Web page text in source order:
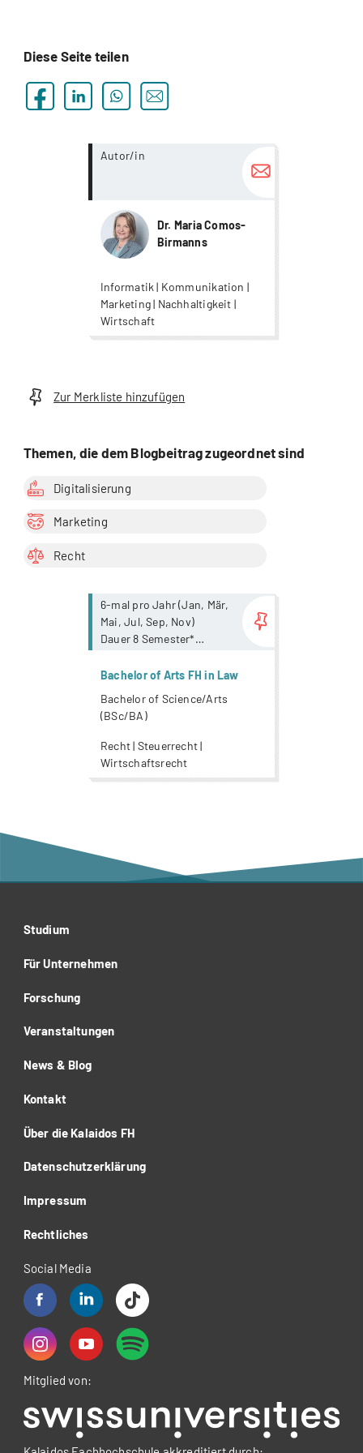
Diese Seite teilen
Autor/in
Dr. Maria Comos-
Birmanns
Informatik | Kommunikation |
Marketing | Nachhaltigkeit |
Wirtschaft
more...
Zur Merkliste hinzufügen
Themen, die dem Blogbeitrag zugeordnet sind
Digitalisierung
Marketing
Recht
6-mal pro Jahr (Jan, Mär,
Mai, Jul, Sep, Nov)
Dauer 8 Semester*
Anwesenheitspflicht. Ab
Unterrichtsaufnahmen
zur Verfügung.
Bachelor of Arts FH in Law
Bachelor of Science/Arts
(BSc/BA)
Recht | Steuerrecht |
Wirtschaftsrecht
more...
Studium
Für Unternehmen
Forschung
Veranstaltungen
News & Blog
Kontakt
Über die Kalaidos FH
Datenschutzerklärung
Impressum
Rechtliches
Social Media
Mitglied von: